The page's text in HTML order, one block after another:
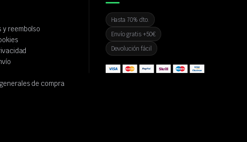
y reembolso
de compra
Hasta 70% dto.
Envío gratis +50€
Devolución fácil